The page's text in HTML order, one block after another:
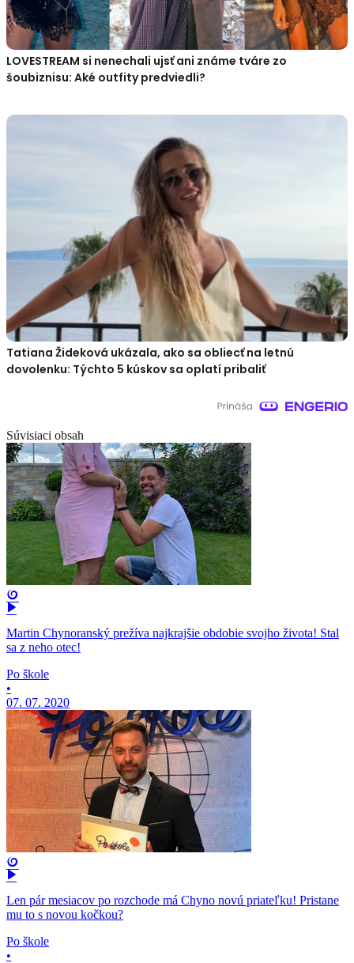
LOVESTREAM si nenechali ujsť ani známe tváre zo
šoubiznisu: Aké outfity predviedli?
Tatiana Žideková ukázala, ako sa obliecť na letnú
dovolenku: Týchto 5 kúskov sa oplatí pribaliť
Súvisiaci obsah
Martin Chynoranský prežíva najkrajšie obdobie svojho života! Stal
sa z neho otec!
Po škole
•
07. 07. 2020
Len pár mesiacov po rozchode má Chyno novú priateľku! Pristane
mu to s novou kočkou?
Po škole
•